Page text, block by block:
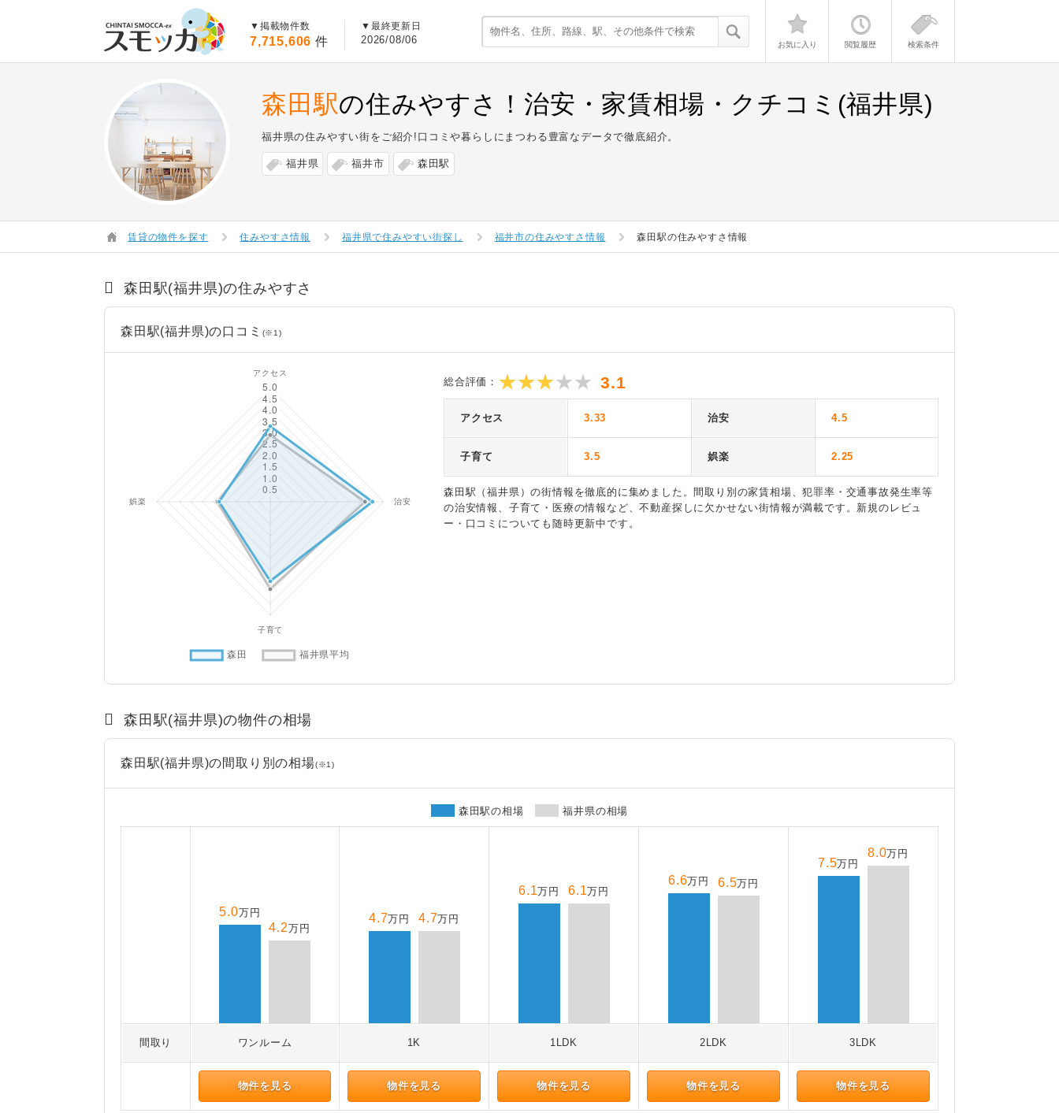
▼掲載物件数
7,715,606 件
▼最終更新日
2026/08/06 お気に入り 閲覧履歴 検索条件
森田駅の住みやすさ！治安・家賃相場・クチコミ(福井県)
福井県の住みやすい街をご紹介!口コミや暮らしにまつわる豊富なデータで徹底紹介。
福井県 福井市 森田駅
賃貸の物件を探す 住みやすさ情報 福井県で住みやすい街探し 福井市の住みやすさ情報 森田駅の住みやすさ情報
森田駅(福井県)の住みやすさ
森田駅(福井県)の口コミ (※1)
総合評価： 3.1
アクセス 3.33 治安 4.5
子育て 3.5 娯楽 2.25
森田駅（福井県）の街情報を徹底的に集めました。間取り別の家賃相場、犯罪率・交通事故発生率等
の治安情報、子育て・医療の情報など、不動産探しに欠かせない街情報が満載です。新規のレビュ
ー・口コミについても随時更新中です。
森田駅(福井県)の物件の相場
森田駅(福井県)の間取り別の相場(※1)
森田駅の相場 福井県の相場
間取り ワンルーム 1K 1LDK 2LDK 3LDK
物件を見る 物件を見る 物件を見る 物件を見る 物件を見る
5.0万円
4.2万円
4.7万円 4.7万円
6.1万円 6.1万円
6.6万円 6.5万円
7.5万円
8.0万円